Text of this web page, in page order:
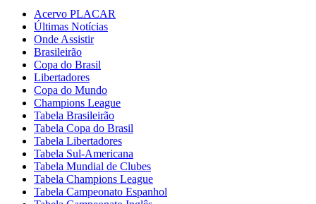
Acervo PLACAR
Últimas Notícias
Onde Assistir
Brasileirão
Copa do Brasil
Libertadores
Copa do Mundo
Champions League
Tabela Brasileirão
Tabela Copa do Brasil
Tabela Libertadores
Tabela Sul-Americana
Tabela Mundial de Clubes
Tabela Champions League
Tabela Campeonato Espanhol